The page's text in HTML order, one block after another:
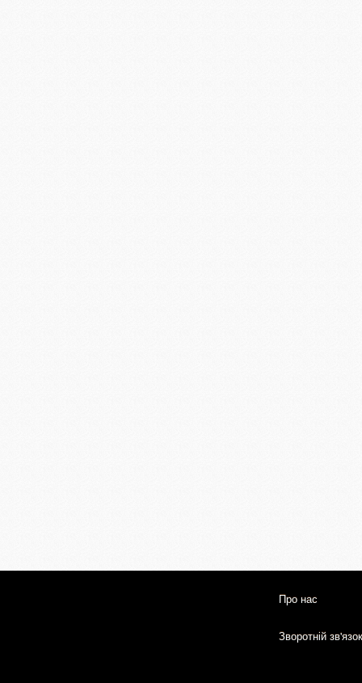
Про нас
Зворотній зв'язок